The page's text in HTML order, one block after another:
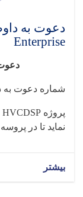
Enterprise
شماره دعوت به
پروژه HVCDSP
نماید تا در
بیشتر